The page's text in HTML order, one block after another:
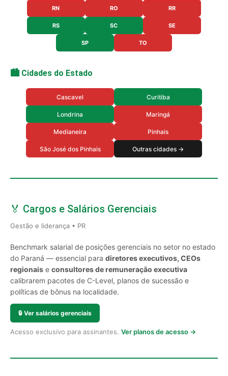
RN RO RR
RS SC SE
SP TO
🏙️ Cidades do Estado
Cascavel Curitiba
Londrina Maringá
Medianeira Pinhais
São José dos Pinhais Outras cidades →
🏅 Cargos e Salários Gerenciais
Gestão e liderança • PR
Benchmark salarial de posições gerenciais no setor no estado
do Paraná — essencial para diretores executivos, CEOs
regionais e consultores de remuneração executiva
calibrarem pacotes de C-Level, planos de sucessão e
políticas de bônus na localidade.
🔒 Ver salários gerenciais
Acesso exclusivo para assinantes. Ver planos de acesso →